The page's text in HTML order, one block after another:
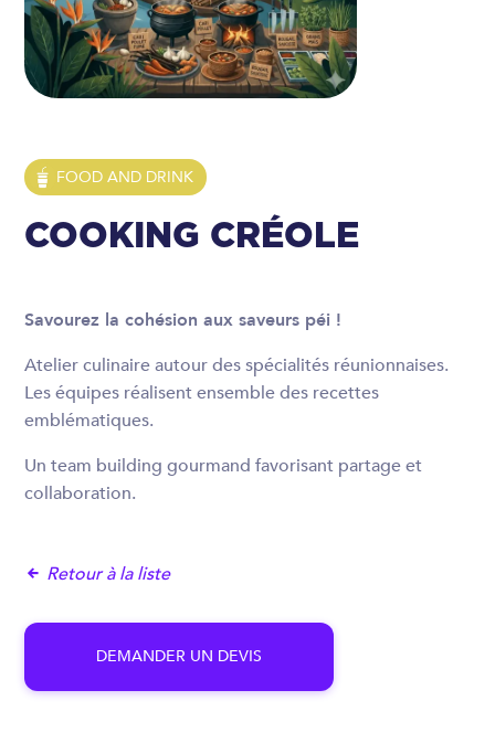
COOKING CRÉOLE
FOOD AND DRINK
Savourez la cohésion aux saveurs péi !
Atelier culinaire autour des spécialités réunionnaises.
Les équipes réalisent ensemble des recettes
emblématiques.
Un team building gourmand favorisant partage et
collaboration.
Retour à la liste
DEMANDER UN DEVIS